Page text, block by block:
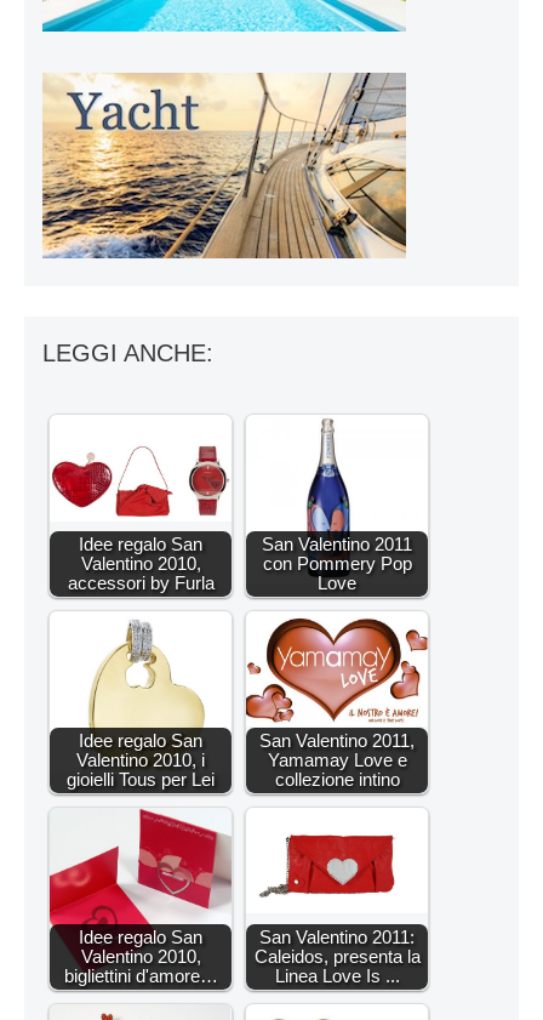
LEGGI ANCHE:
Idee regalo San
Valentino 2010,
accessori by Furla
San Valentino 2011
con Pommery Pop
Love
Idee regalo San
Valentino 2010, i
gioielli Tous per Lei
San Valentino 2011,
Yamamay Love e
collezione intino
Idee regalo San
Valentino 2010,
bigliettini d'amore…
San Valentino 2011:
Caleidos, presenta la
Linea Love Is ...